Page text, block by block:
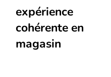
expérience
cohérente en
magasin